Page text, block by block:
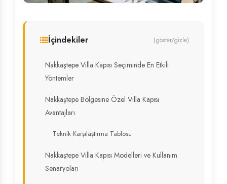
İçindekiler (göster/gizle)
Nakkaştepe Villa Kapısı Seçiminde En Etkili
Yöntemler
Nakkaştepe Bölgesine Özel Villa Kapısı
Avantajları
Teknik Karşılaştırma Tablosu
Nakkaştepe Villa Kapısı Modelleri ve Kullanım
Senaryoları